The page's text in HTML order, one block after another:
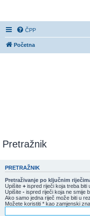
ČPP
Početna
Pretražnik
PRETRAŽNIK
Pretraživanje po ključnim
Upišite + ispred riječi koja treba biti
Upišite - ispred riječi koja ne smije
Ako samo jedna riječ može biti u
Možete koristiti * kao zamjenski